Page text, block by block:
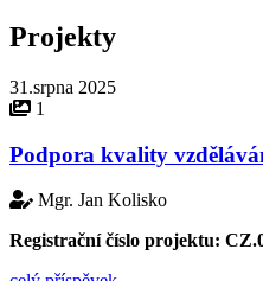
Projekty
31.srpna 2025
1
Podpora kvality
Mgr. Jan Kolisko
Registrační číslo projektu: